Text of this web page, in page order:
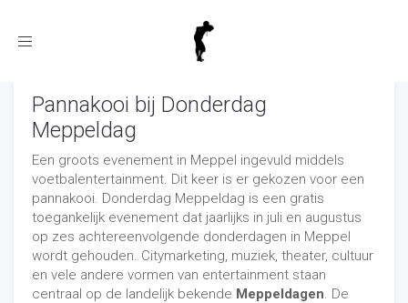
Toggle
Pannakooi bij Donderdag
Meppeldag
Een groots evenement in Meppel ingevuld middels
voetbalentertainment. Dit keer is er gekozen voor een
pannakooi. Donderdag Meppeldag is een gratis
toegankelijk evenement dat jaarlijks in juli en augustus
op zes achtereenvolgende donderdagen in Meppel
wordt gehouden. Citymarketing, muziek, theater, cultuur
en vele andere vormen van entertainment staan
centraal op de landelijk bekende Meppeldagen. De